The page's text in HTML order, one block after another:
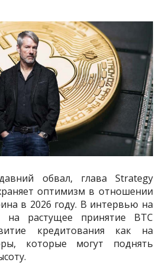
обвал, глава Strategy
оптимизм в отношении
в 2026 году. В интервью на
на растущее принятие BTC
кредитования как на
которые могут поднять